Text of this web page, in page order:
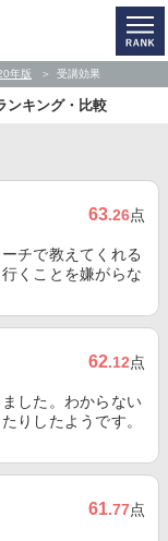
年版 受講効果
ンキング・比較
63.26点
チで教えてくれる
くことを嫌がらな
62.12点
した。わからない
りしたようです。
61.77点